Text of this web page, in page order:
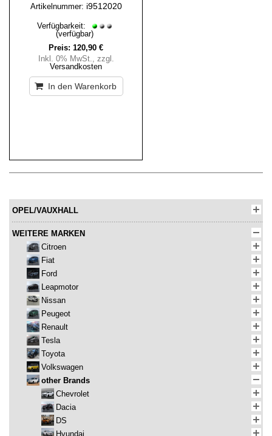
Artikelnummer: i9512020
Verfügbarkeit:
(verfügbar)
Preis: 120,90 €
Inkl. 0% MwSt., zzgl.
Versandkosten
In den Warenkorb
OPEL/VAUXHALL
WEITERE MARKEN
Citroen
Fiat
Ford
Leapmotor
Nissan
Peugeot
Renault
Tesla
Toyota
Volkswagen
other Brands
Chevrolet
Dacia
DS
Hyundai